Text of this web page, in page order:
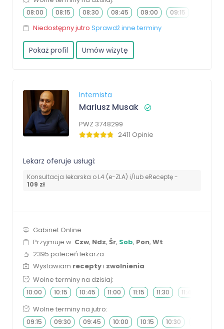
08:00 08:15 08:30 08:45 09:00 09:15
Niedostępny jutro Sprawdź inne terminy
Pokaż profil Umów wizytę
Internista
Mariusz Musak
PWZ 3748299
2411 Opinie
Lekarz oferuje usługi:
Konsultacja lekarska o L4 (e-ZLA) i/lub eReceptę -
109 zł
Gabinet Online
Przyjmuje w: Czw, Ndz, Śr, Sob, Pon, Wt
2395 poleceń lekarza
Wystawiam receptyi zwolnienia
Wolne terminy na dzisiaj:
10:00 10:15 10:45 11:00 11:15 11:30 11:45
Wolne terminy na jutro:
09:15 09:30 09:45 10:00 10:15 10:30